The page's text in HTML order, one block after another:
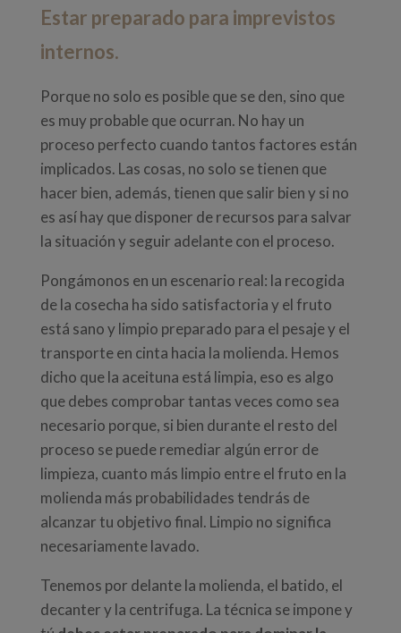
Estar preparado para imprevistos
internos.
Porque no solo es posible que se den, sino que
es muy probable que ocurran. No hay un
proceso perfecto cuando tantos factores están
implicados. Las cosas, no solo se tienen que
hacer bien, además, tienen que salir bien y si no
es así hay que disponer de recursos para salvar
la situación y seguir adelante con el proceso.
Pongámonos en un escenario real: la recogida
de la cosecha ha sido satisfactoria y el fruto
está sano y limpio preparado para el pesaje y el
transporte en cinta hacia la molienda. Hemos
dicho que la aceituna está limpia, eso es algo
que debes comprobar tantas veces como sea
necesario porque, si bien durante el resto del
proceso se puede remediar algún error de
limpieza, cuanto más limpio entre el fruto en la
molienda más probabilidades tendrás de
alcanzar tu objetivo final. Limpio no significa
necesariamente lavado.
Tenemos por delante la molienda, el batido, el
decanter y la centrifuga. La técnica se impone y